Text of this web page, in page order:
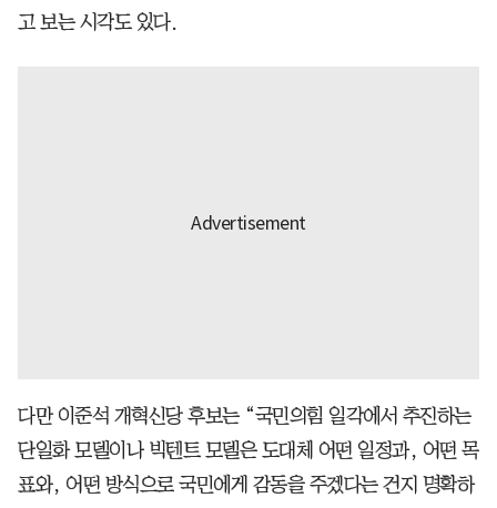
고 보는 시각도 있다.
다만 이준석 개혁신당 후보는 “국민의힘 일각에서 추진하는
단일화 모델이나 빅텐트 모델은 도대체 어떤 일정과, 어떤 목
표와, 어떤 방식으로 국민에게 감동을 주겠다는 건지 명확하